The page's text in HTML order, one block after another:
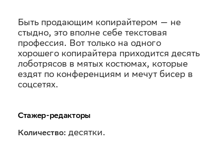
Быть продающим копирайтером — не
стыдно, это вполне себе текстовая
профессия. Вот только на одного
хорошего копирайтера приходится десять
лоботрясов в мятых костюмах, которые
ездят по конференциям и мечут бисер в
соцсетях.
Стажер-редакторы
Количество: десятки.